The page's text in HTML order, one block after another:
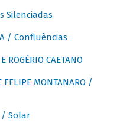
Silenciadas
/ Confluências
ROGÉRIO CAETANO
FELIPE MONTANARO /
/ Solar